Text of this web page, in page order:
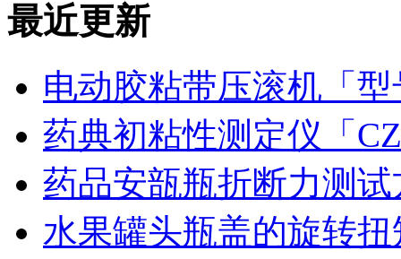
最近更新
电动胶粘带压滚机「
药典初粘性测定仪「
药品安瓿瓶折断力测
水果罐头瓶盖的旋转